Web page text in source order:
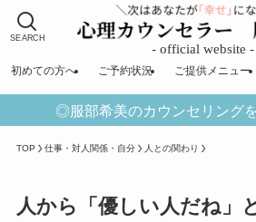
SEARCH
初めての方へ ご予約状況 ご提供メニュー
◎服部希美のカウンセリング
TOP 仕事・対人関係・自分 人との関わり
人から「優しい人だね」